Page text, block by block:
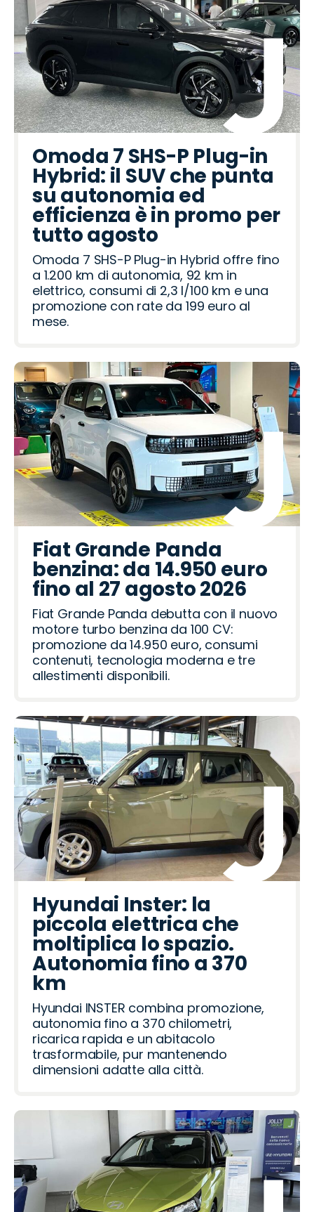
Omoda 7 SHS-P Plug-in
Hybrid: il SUV che punta
su autonomia ed
efficienza è in promo per
tutto agosto
Omoda 7 SHS-P Plug-in Hybrid offre fino
a 1.200 km di autonomia, 92 km in
elettrico, consumi di 2,3 l/100 km e una
promozione con rate da 199 euro al
mese.
Fiat Grande Panda
benzina: da 14.950 euro
fino al 27 agosto 2026
Fiat Grande Panda debutta con il nuovo
motore turbo benzina da 100 CV:
promozione da 14.950 euro, consumi
contenuti, tecnologia moderna e tre
allestimenti disponibili.
Hyundai Inster: la
piccola elettrica che
moltiplica lo spazio.
Autonomia fino a 370
km
Hyundai INSTER combina promozione,
autonomia fino a 370 chilometri,
ricarica rapida e un abitacolo
trasformabile, pur mantenendo
dimensioni adatte alla città.